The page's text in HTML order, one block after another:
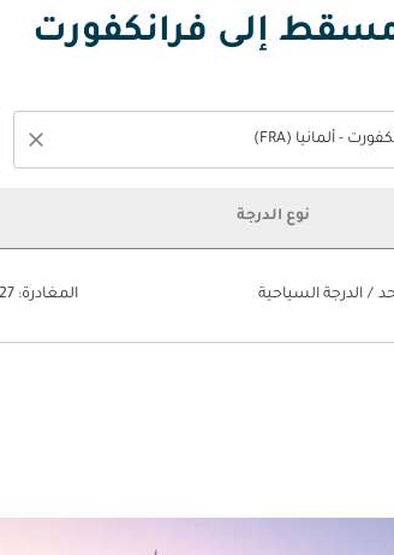
إلى فرانكفورت
close
نوع الدرجة
/ الدرجة السياحية المغادرة: 06/05/2027